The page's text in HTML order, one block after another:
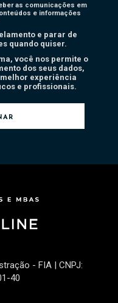
as comunicações em
e informações
e parar de
quando quiser.
você nos permite o
dos seus dados,
experiência
e profissionais.
- FIA | CNPJ:
40